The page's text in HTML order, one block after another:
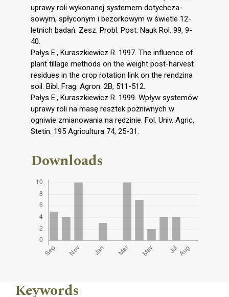
uprawy roli wykonanej systemem dotychcza-
sowym, spłyconym i bezorkowym w świetle 12-
letnich badań. Zesz. Probl. Post. Nauk Rol. 99, 9-
40.
Pałys E., Kuraszkiewicz R. 1997. The influence of
plant tillage methods on the weight post-harvest
residues in the crop rotation link on the rendzina
soil. Bibl. Frag. Agron. 2B, 511-512.
Pałys E., Kuraszkiewicz R. 1999. Wpływ systemów
uprawy roli na masę resztek pożniwnych w
ogniwie zmianowania na rędzinie. Fol. Univ. Agric.
Stetin. 195 Agricultura 74, 25-31.
Downloads
Keywords